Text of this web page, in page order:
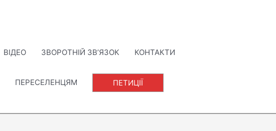
ВІДЕО ЗВОРОТНІЙ ЗВ’ЯЗОК КОНТАКТИ
ПЕРЕСЕЛЕНЦЯМ ПЕТИЦІЇ